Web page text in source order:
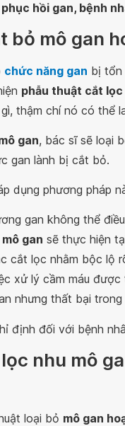
hồi gan, bệnh
bỏ mô gan
chức năng gan bị tổn
phẫu thuật cắt lọc
thậm chí nó có thể
gan, bác sĩ sẽ loại
gan lành bị cắt bỏ.
dụng phương pháp
gan không thể
gan sẽ thực hiện
cắt lọc nhằm bộc lộ
xử lý cầm máu được
nhưng thất bại
định đối với bệnh
nhu mô
loại bỏ mô gan